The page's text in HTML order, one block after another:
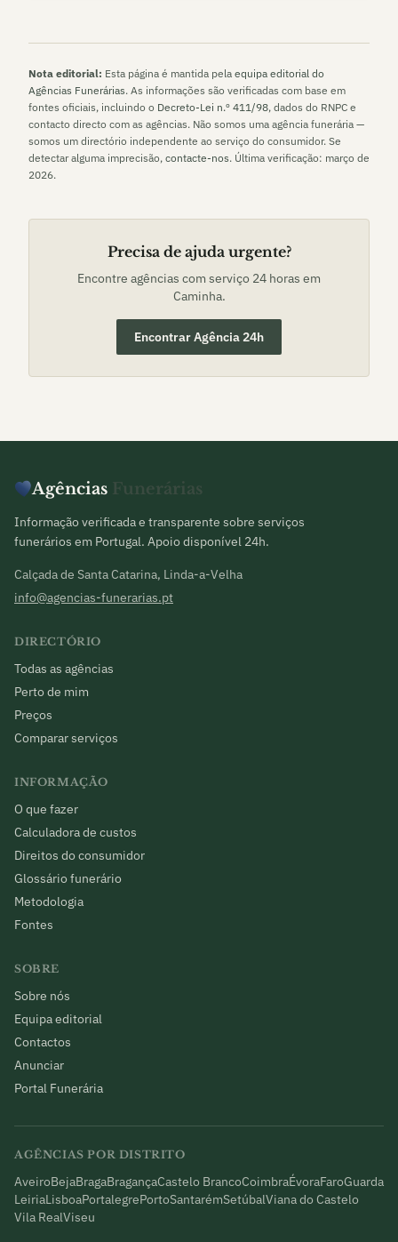
Nota editorial: Esta página é mantida pela equipa editorial do
Agências Funerárias. As informações são verificadas com base em
fontes oficiais, incluindo o Decreto-Lei n.º 411/98, dados do RNPC e
contacto directo com as agências. Não somos uma agência funerária —
somos um directório independente ao serviço do consumidor. Se
detectar alguma imprecisão, contacte-nos. Última verificação: março de
2026.
Precisa de ajuda urgente?
Encontre agências com serviço 24 horas em
Caminha.
Encontrar Agência 24h
Agências Funerárias
Informação verificada e transparente sobre serviços
funerários em Portugal. Apoio disponível 24h.
Calçada de Santa Catarina, Linda-a-Velha
info@agencias-funerarias.pt
DIRECTÓRIO
Todas as agências
Perto de mim
Preços
Comparar serviços
INFORMAÇÃO
O que fazer
Calculadora de custos
Direitos do consumidor
Glossário funerário
Metodologia
Fontes
SOBRE
Sobre nós
Equipa editorial
Contactos
Anunciar
Portal Funerária
AGÊNCIAS POR DISTRITO
AveiroBejaBragaBragançaCastelo BrancoCoimbraÉvoraFaroGuarda
LeiriaLisboaPortalegrePortoSantarémSetúbalViana do Castelo
Vila RealViseu